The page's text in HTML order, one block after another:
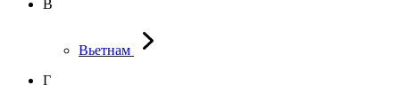
В
Вьетнам
Г